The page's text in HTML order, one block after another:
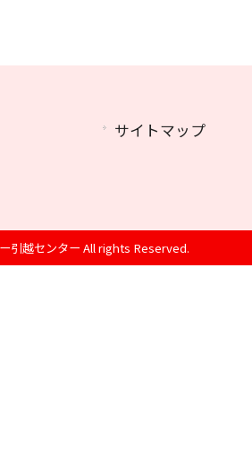
サイトマップ
引越センター All rights Reserved.